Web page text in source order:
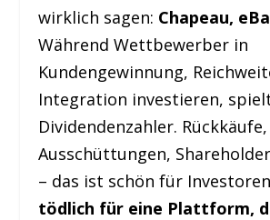
wirklich sagen: Chapeau,
Während Wettbewerber in
Kundengewinnung,
Integration investieren,
Dividendenzahler. Rückkäufe,
Ausschüttungen,
– das ist schön für
tödlich für eine Plattform,